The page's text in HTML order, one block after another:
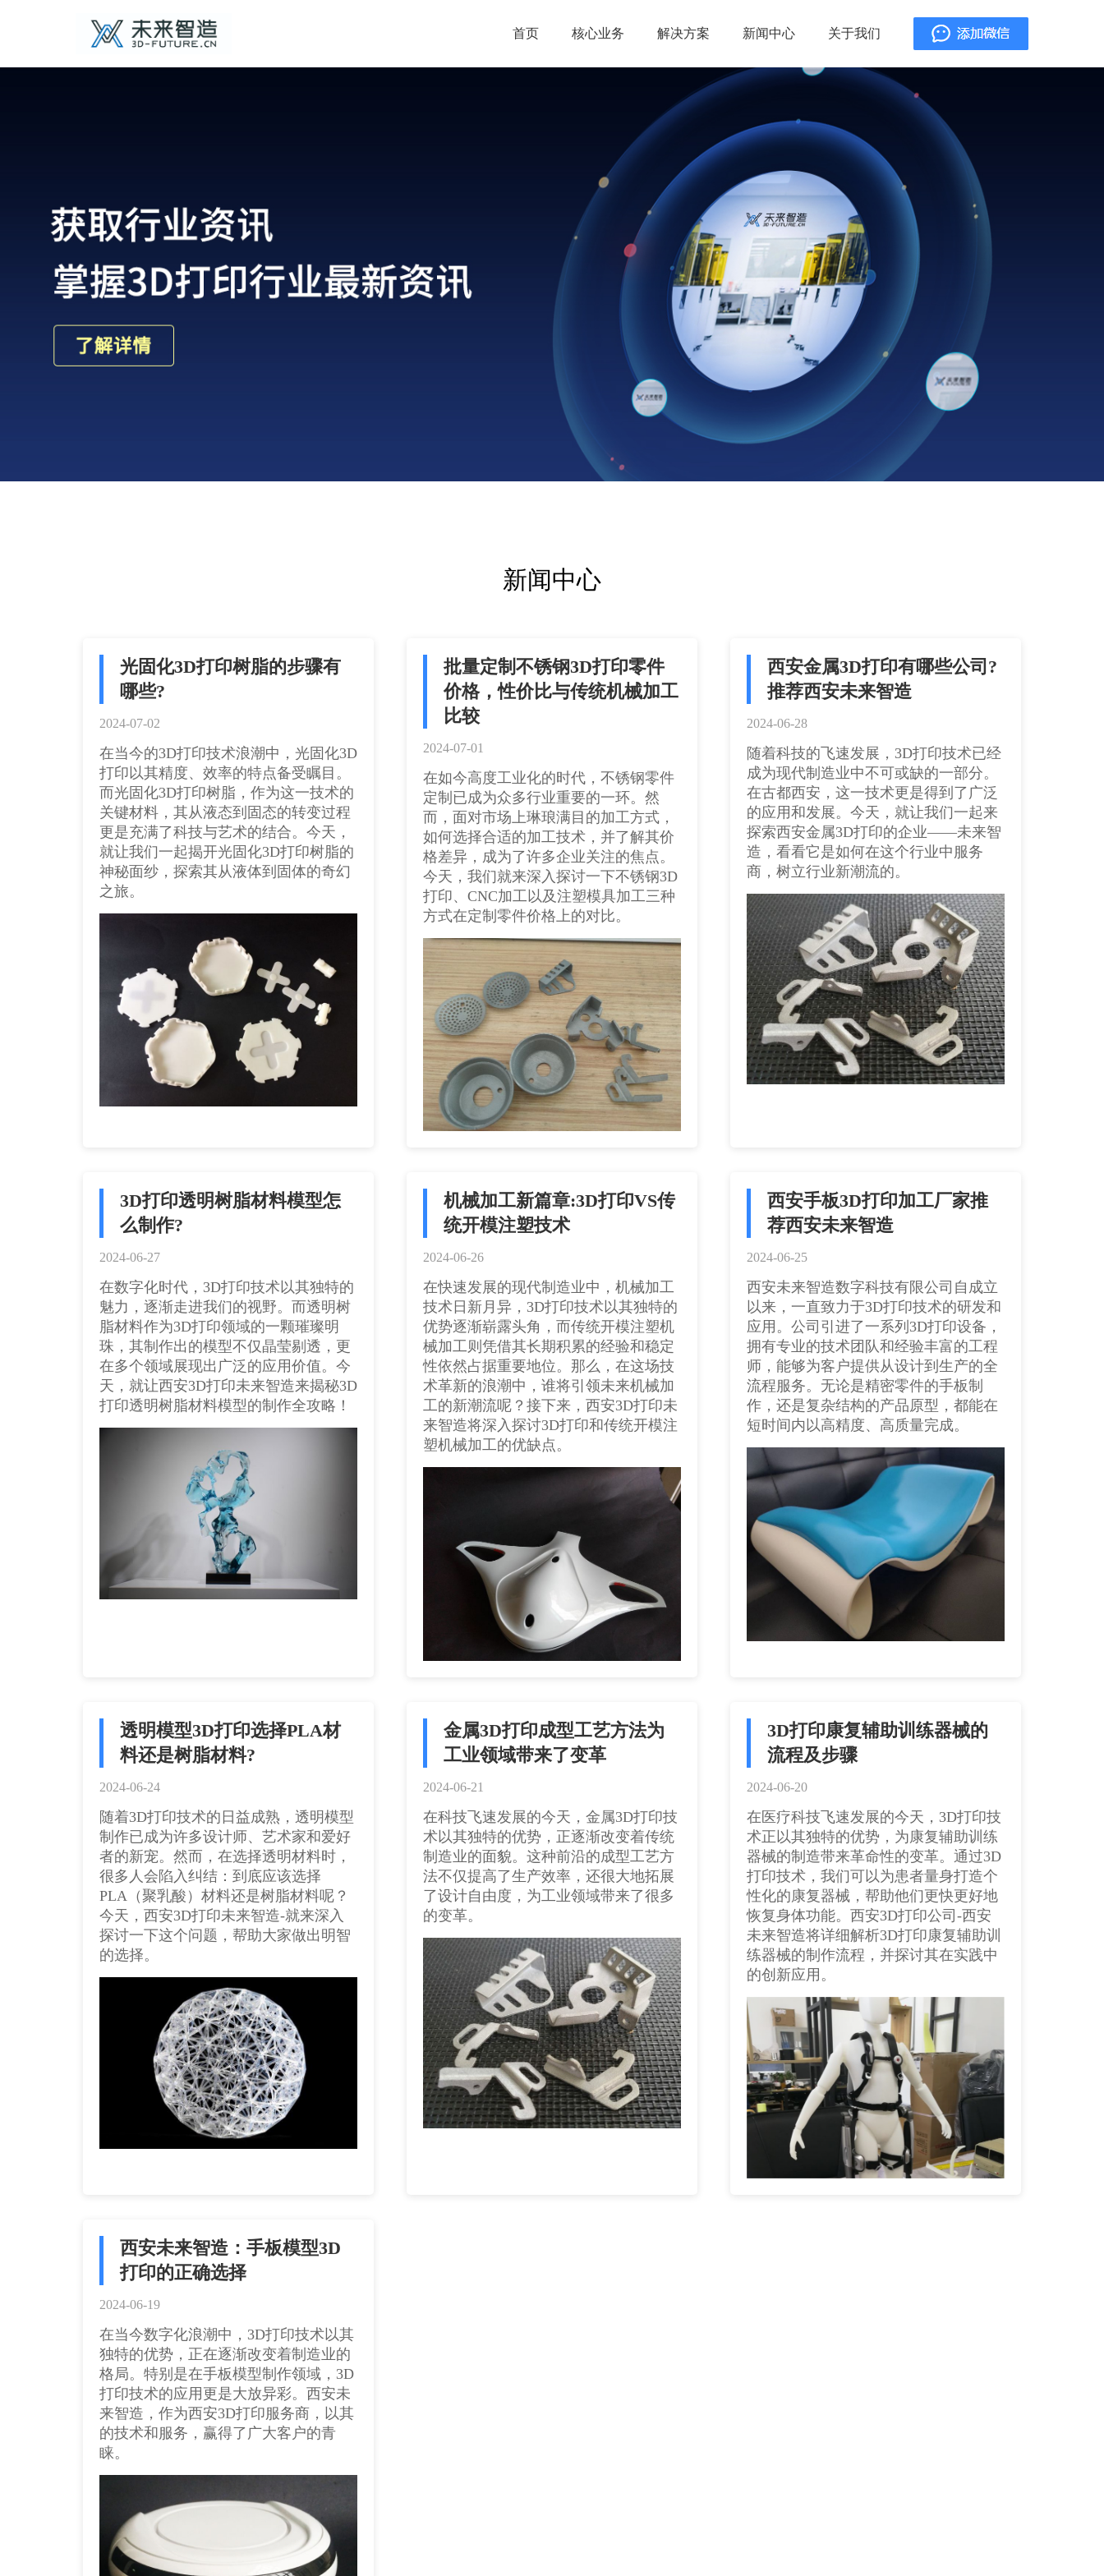
首页 核心业务 解决方案 新闻中心 关于我们
新闻中心
光固化3D打印树脂的步骤有
哪些?
2024-07-02
在当今的3D打印技术浪潮中，光固化3D
打印以其精度、效率的特点备受瞩目。
而光固化3D打印树脂，作为这一技术的
关键材料，其从液态到固态的转变过程
更是充满了科技与艺术的结合。今天，
就让我们一起揭开光固化3D打印树脂的
神秘面纱，探索其从液体到固体的奇幻
之旅。
批量定制不锈钢3D打印零件
价格，性价比与传统机械加工
比较
2024-07-01
在如今高度工业化的时代，不锈钢零件
定制已成为众多行业重要的一环。然
而，面对市场上琳琅满目的加工方式，
如何选择合适的加工技术，并了解其价
格差异，成为了许多企业关注的焦点。
今天，我们就来深入探讨一下不锈钢3D
打印、CNC加工以及注塑模具加工三种
方式在定制零件价格上的对比。
西安金属3D打印有哪些公司?
推荐西安未来智造
2024-06-28
随着科技的飞速发展，3D打印技术已经
成为现代制造业中不可或缺的一部分。
在古都西安，这一技术更是得到了广泛
的应用和发展。今天，就让我们一起来
探索西安金属3D打印的企业——未来智
造，看看它是如何在这个行业中服务
商，树立行业新潮流的。
3D打印透明树脂材料模型怎
么制作?
2024-06-27
在数字化时代，3D打印技术以其独特的
魅力，逐渐走进我们的视野。而透明树
脂材料作为3D打印领域的一颗璀璨明
珠，其制作出的模型不仅晶莹剔透，更
在多个领域展现出广泛的应用价值。今
天，就让西安3D打印未来智造来揭秘3D
打印透明树脂材料模型的制作全攻略！
机械加工新篇章:3D打印VS传
统开模注塑技术
2024-06-26
在快速发展的现代制造业中，机械加工
技术日新月异，3D打印技术以其独特的
优势逐渐崭露头角，而传统开模注塑机
械加工则凭借其长期积累的经验和稳定
性依然占据重要地位。那么，在这场技
术革新的浪潮中，谁将引领未来机械加
工的新潮流呢？接下来，西安3D打印​未
来智造将深入探讨3D打印和传统开模注
塑机械加工的优缺点。
西安手板3D打印加工厂家推
荐西安未来智造
2024-06-25
西安未来智造数字科技有限公司自成立
以来，一直致力于3D打印技术的研发和
应用。公司引进了一系列3D打印设备，
拥有专业的技术团队和经验丰富的工程
师，能够为客户提供从设计到生产的全
流程服务。无论是精密零件的手板制
作，还是复杂结构的产品原型，都能在
短时间内以高精度、高质量完成。
透明模型3D打印选择PLA材
料还是树脂材料?
2024-06-24
随着3D打印技术的日益成熟，透明模型
制作已成为许多设计师、艺术家和爱好
者的新宠。然而，在选择透明材料时，
很多人会陷入纠结：到底应该选择
PLA（聚乳酸）材料还是树脂材料呢？
今天，西安3D打印未来智造-就来深入
探讨一下这个问题，帮助大家做出明智
的选择。
金属3D打印成型工艺方法为
工业领域带来了变革
2024-06-21
在科技飞速发展的今天，金属3D打印技
术以其独特的优势，正逐渐改变着传统
制造业的面貌。这种前沿的成型工艺方
法不仅提高了生产效率，还很大地拓展
了设计自由度，为工业领域带来了很多
的变革。
3D打印康复辅助训练器械的
流程及步骤
2024-06-20
在医疗科技飞速发展的今天，3D打印技
术正以其独特的优势，为康复辅助训练
器械的制造带来革命性的变革。通过3D
打印技术，我们可以为患者量身打造个
性化的康复器械，帮助他们更快更好地
恢复身体功能。西安3D打印公司​-西安
未来智造将详细解析3D打印康复辅助训
练器械的制作流程，并探讨其在实践中
的创新应用。
西安未来智造：手板模型3D
打印的正确选择
2024-06-19
在当今数字化浪潮中，3D打印技术以其
独特的优势，正在逐渐改变着制造业的
格局。特别是在手板模型制作领域，3D
打印技术的应用更是大放异彩。西安未
来智造，作为西安3D打印​服务商，以其
的技术和服务，赢得了广大客户的青
睐。